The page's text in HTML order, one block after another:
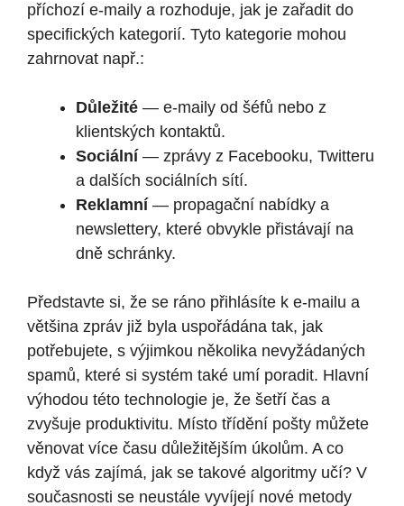
příchozí e-maily a rozhoduje, jak je zařadit do
specifických kategorií. Tyto kategorie mohou
zahrnovat např.:
Důležité — e-maily od šéfů nebo z
klientských kontaktů.
Sociální — zprávy z Facebooku, Twitteru
a dalších sociálních sítí.
Reklamní — propagační nabídky a
newslettery, které obvykle přistávají na
dně schránky.
Představte si, že se ráno přihlásíte k e-mailu a
většina zpráv již byla uspořádána tak, jak
potřebujete, s výjimkou několika nevyžádaných
spamů, které si systém také umí poradit. Hlavní
výhodou této technologie je, že šetří čas a
zvyšuje produktivitu. Místo třídění pošty můžete
věnovat více času důležitějším úkolům. A co
když vás zajímá, jak se takové algoritmy učí? V
současnosti se neustále vyvíjejí nové metody